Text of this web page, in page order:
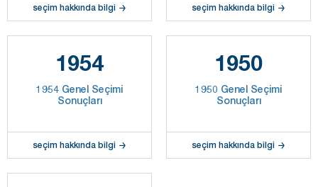
seçim hakkında bilgi seçim hakkında bilgi
1954
1954 Genel Seçimi
Sonuçları
seçim hakkında bilgi
1950
1950 Genel Seçimi
Sonuçları
seçim hakkında bilgi